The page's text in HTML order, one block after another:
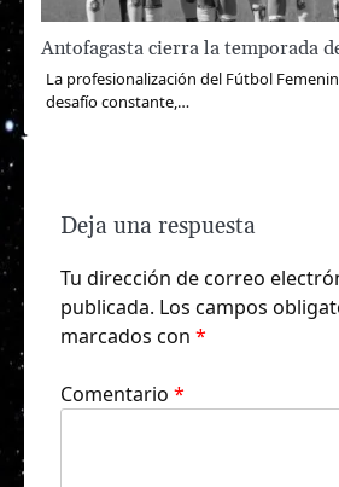
Antofagasta cierra la temporada
La profesionalización del Fútbol
desafío constante,…
Deja una respuesta
Tu dirección de correo
publicada. Los campos
marcados con *
Comentario *